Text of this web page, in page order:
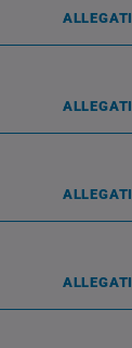
ALLEGATI
ALLEGATI
ALLEGATI
ALLEGATI